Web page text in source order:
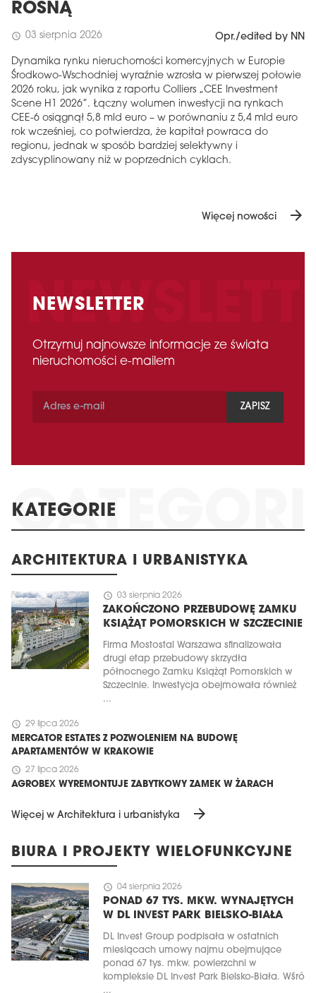
ROSNĄ
schedule 03 sierpnia 2026 Opr./edited by NN
Dynamika rynku nieruchomości komercyjnych w Europie
Środkowo-Wschodniej wyraźnie wzrosła w pierwszej połowie
2026 roku, jak wynika z raportu Colliers „CEE Investment
Scene H1 2026”. Łączny wolumen inwestycji na rynkach
CEE-6 osiągnął 5,8 mld euro – w porównaniu z 5,4 mld euro
rok wcześniej, co potwierdza, że ​​kapitał powraca do
regionu, jednak w sposób bardziej selektywny i
zdyscyplinowany niż w poprzednich cyklach.
Więcej nowości arrow_forward
NEWSLETTER
Otrzymuj najnowsze informacje ze świata
nieruchomości e-mailem
ZAPISZ
KATEGORIE
ARCHITEKTURA I URBANISTYKA
schedule 03 sierpnia 2026
ZAKOŃCZONO PRZEBUDOWĘ ZAMKU
KSIĄŻĄT POMORSKICH W SZCZECINIE
Firma Mostostal Warszawa sfinalizowała
drugi etap przebudowy skrzydła
północnego Zamku Książąt Pomorskich w
Szczecinie. Inwestycja obejmowała również
...
schedule 29 lipca 2026
MERCATOR ESTATES Z POZWOLENIEM NA BUDOWĘ
APARTAMENTÓW W KRAKOWIE
schedule 27 lipca 2026
AGROBEX WYREMONTUJE ZABYTKOWY ZAMEK W ŻARACH
Więcej w Architektura i urbanistyka arrow_forward
BIURA I PROJEKTY WIELOFUNKCYJNE
schedule 04 sierpnia 2026
PONAD 67 TYS. MKW. WYNAJĘTYCH
W DL INVEST PARK BIELSKO-BIAŁA
DL Invest Group podpisała w ostatnich
miesiącach umowy najmu obejmujące
ponad 67 tys. mkw. powierzchni w
kompleksie DL Invest Park Bielsko-Biała. Wśró
...